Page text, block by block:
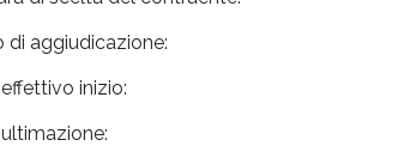
di aggiudicazione:
inizio: